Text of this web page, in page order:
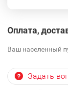
Оплата,
Ваш населенный
Задать